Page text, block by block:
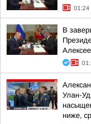
01:24
В
Улан-
ниже,